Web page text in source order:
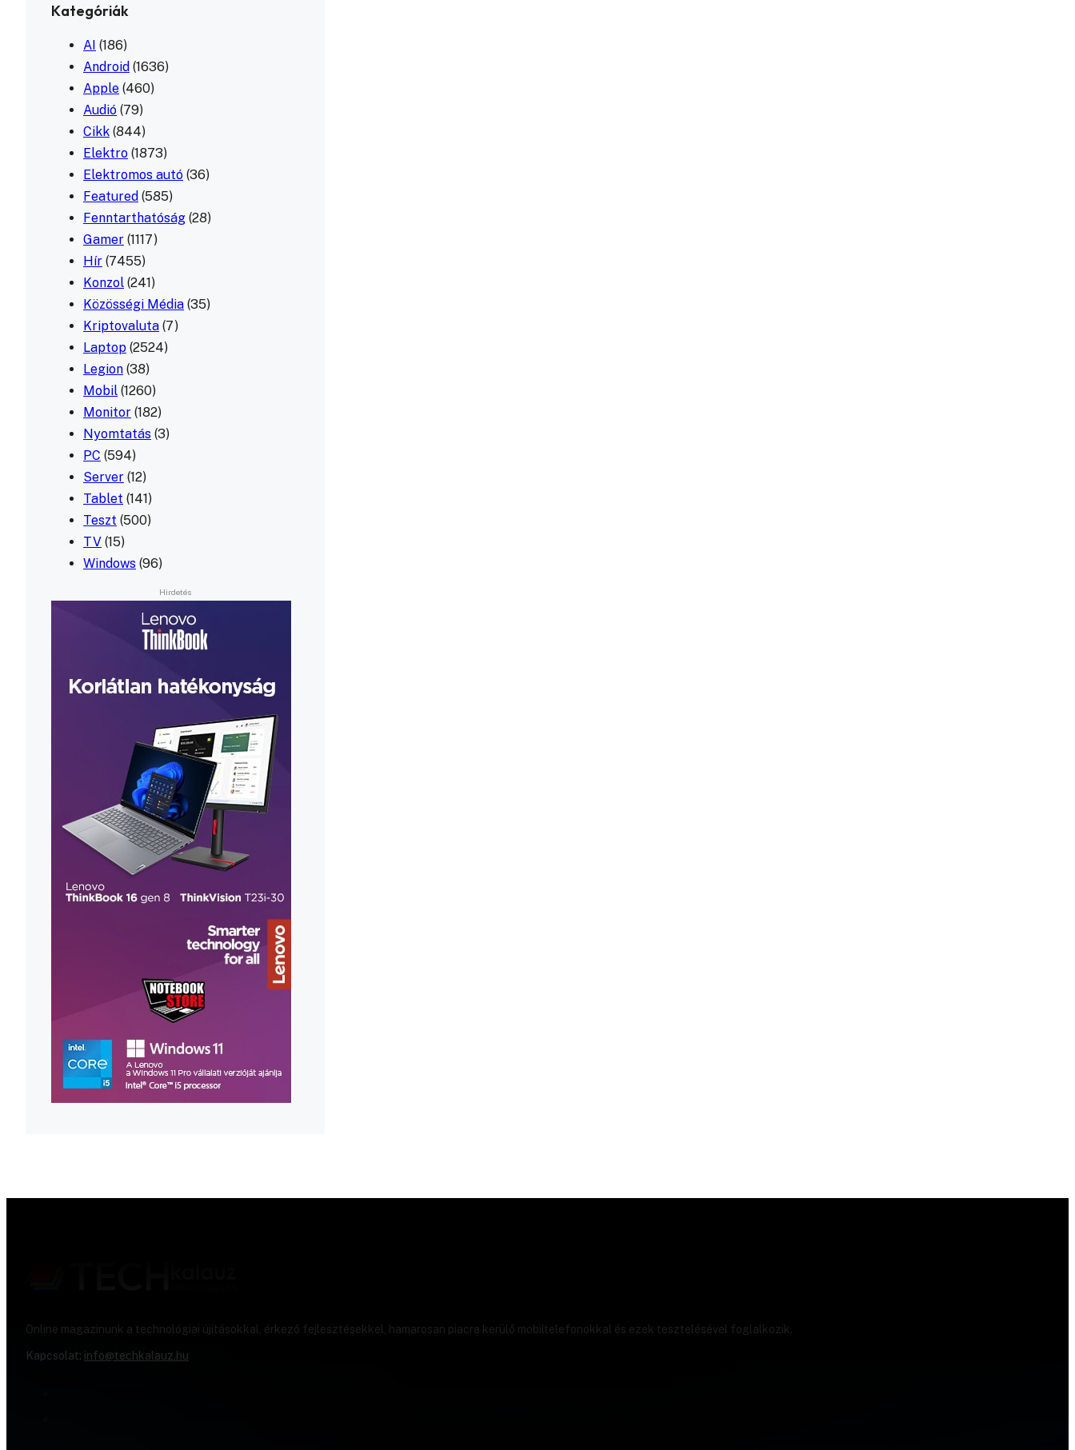
Kategóriák
AI (186)
Android (1636)
Apple (460)
Audió (79)
Cikk (844)
Elektro (1873)
Elektromos autó (36)
Featured (585)
Fenntarthatóság (28)
Gamer (1117)
Hír (7455)
Konzol (241)
Közösségi Média (35)
Kriptovaluta (7)
Laptop (2524)
Legion (38)
Mobil (1260)
Monitor (182)
Nyomtatás (3)
PC (594)
Server (12)
Tablet (141)
Teszt (500)
TV (15)
Windows (96)
Online magazinunk a technológiai újításokkal, érkező fejlesztésekkel, hamarosan piacra kerülő mobiltelefonokkal és ezek tesztelésével foglalkozik.
Kapcsolat: info@techkalauz.hu